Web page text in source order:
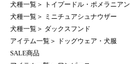
犬種一覧 ＞
トイプードル・ポメラニアン
犬種一覧 ＞
ミニチュアシュナウザー
犬種一覧 ＞ ダックスフンド
アイテム一覧 ＞
ドッグウェア・犬服
SALE商品